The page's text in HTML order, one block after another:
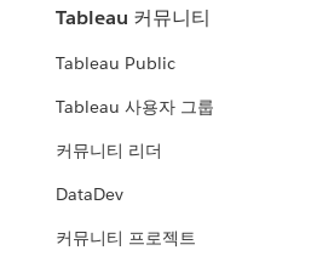
Tableau 커뮤니티
Tableau Public
Tableau 사용자 그룹
커뮤니티 리더
DataDev
커뮤니티 프로젝트